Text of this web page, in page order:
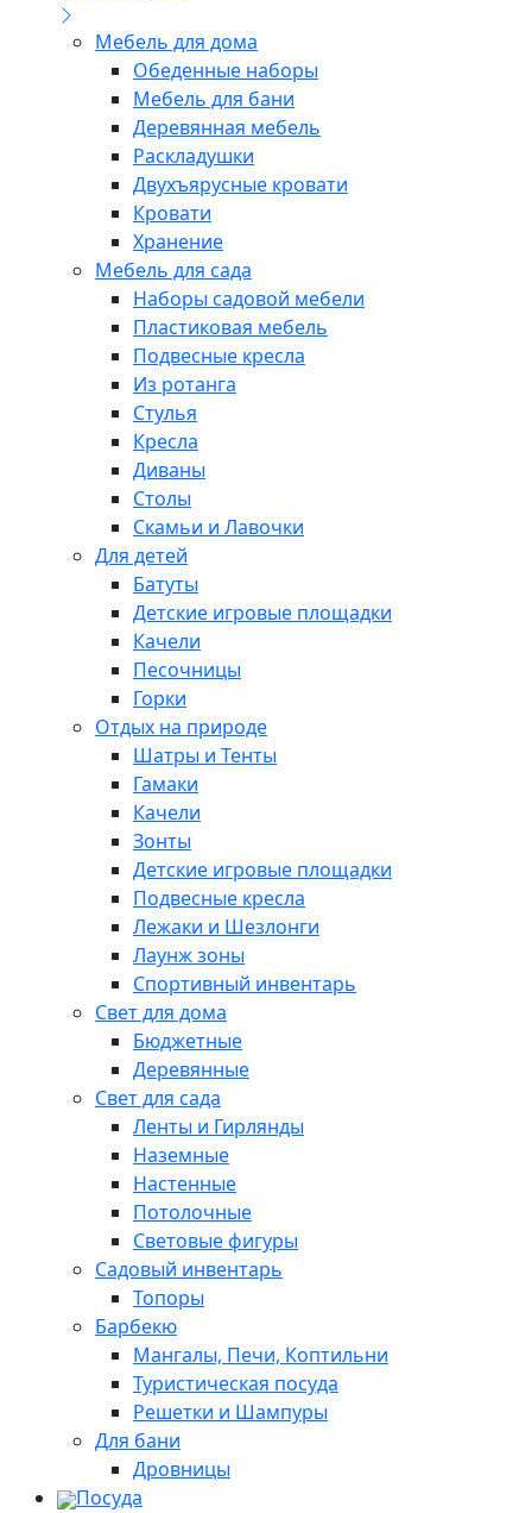
Мебель для дома
Обеденные наборы
Мебель для бани
Деревянная мебель
Раскладушки
Двухъярусные кровати
Кровати
Хранение
Мебель для сада
Наборы садовой мебели
Пластиковая мебель
Подвесные кресла
Из ротанга
Стулья
Кресла
Диваны
Столы
Скамьи и Лавочки
Для детей
Батуты
Детские игровые площадки
Качели
Песочницы
Горки
Отдых на природе
Шатры и Тенты
Гамаки
Качели
Зонты
Детские игровые площадки
Подвесные кресла
Лежаки и Шезлонги
Лаунж зоны
Спортивный инвентарь
Свет для дома
Бюджетные
Деревянные
Свет для сада
Ленты и Гирлянды
Наземные
Настенные
Потолочные
Световые фигуры
Садовый инвентарь
Топоры
Барбекю
Мангалы, Печи, Коптильни
Туристическая посуда
Решетки и Шампуры
Для бани
Дровницы
Посуда